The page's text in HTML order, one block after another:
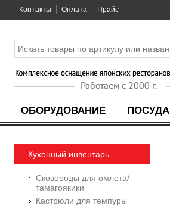
Контакты Оплата Прайс
ОБОРУДОВАНИЕ ПОСУДА
Кухонный инвентарь
Сковороды для омлета/
тамагоякики
Кастрюли для темпуры